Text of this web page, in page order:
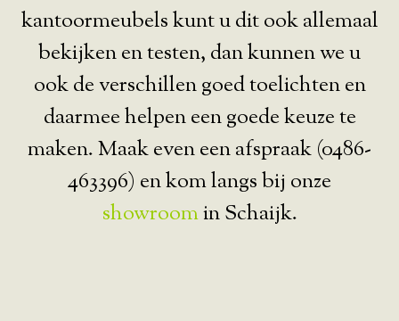
kantoormeubels kunt u dit ook allemaal
bekijken en testen, dan kunnen we u
ook de verschillen goed toelichten en
daarmee helpen een goede keuze te
maken. Maak even een afspraak (0486-
463396) en kom langs bij onze
showroomin Schaijk.